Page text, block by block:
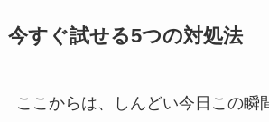
今すぐ試せる5つの対処法
ここからは、しんどい今日この瞬